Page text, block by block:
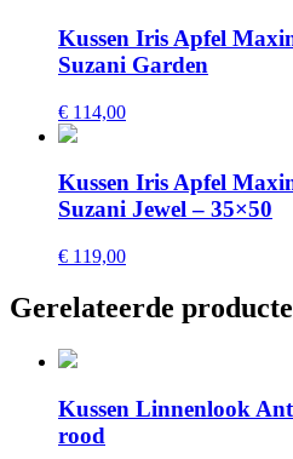
Kussen Iris Apfel
Suzani Garden
€ 114,00
Kussen Iris Apfel
Suzani Jewel – 35×50
€ 119,00
Gerelateerde
Kussen Linnenlook
rood